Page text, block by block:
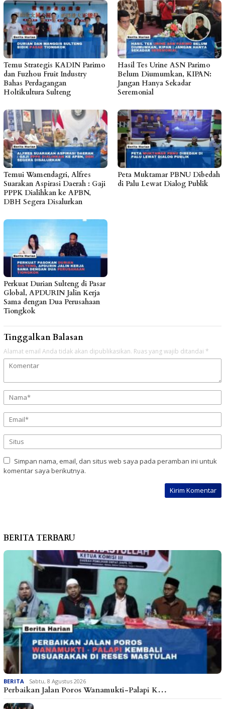
Temu Strategis KADIN Parimo
dan Fuzhou Fruit Industry
Bahas Perdagangan
Holtikultura Sulteng
Hasil Tes Urine ASN Parimo
Belum Diumumkan, KIPAN:
Jangan Hanya Sekadar
Seremonial
Temui Wamendagri, Alfres
Suarakan Aspirasi Daerah : Gaji
PPPK Dialihkan ke APBN,
DBH Segera Disalurkan
Peta Muktamar PBNU Dibedah
di Palu Lewat Dialog Publik
Perkuat Durian Sulteng di Pasar
Global, APDURIN Jalin Kerja
Sama dengan Dua Perusahaan
Tiongkok
Tinggalkan Balasan
Alamat email Anda tidak akan dipublikasikan. Ruas yang wajib ditandai *
Simpan nama, email, dan situs web saya pada peramban ini untuk
komentar saya berikutnya.
BERITA TERBARU
BERITA Sabtu, 8 Agustus 2026
Perbaikan Jalan Poros Wanamukti-Palapi K…